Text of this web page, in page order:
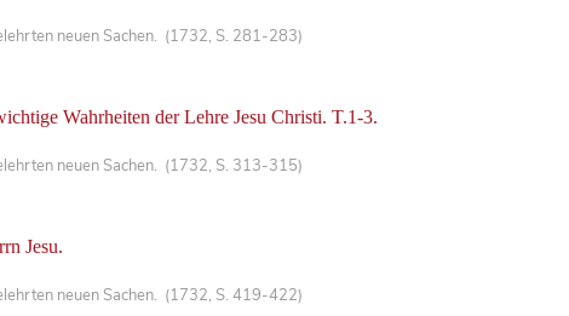
neuen Sachen. (1732, S. 281-283)
Wahrheiten der Lehre Jesu Christi. T.1-3.
neuen Sachen. (1732, S. 313-315)
Jesu.
neuen Sachen. (1732, S. 419-422)